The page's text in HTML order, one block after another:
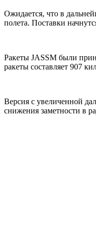
Ожидается, что в
полета. Поставки
Ракеты JASSM были
ракеты составляет 907
Версия с увеличенной
снижения заметности в